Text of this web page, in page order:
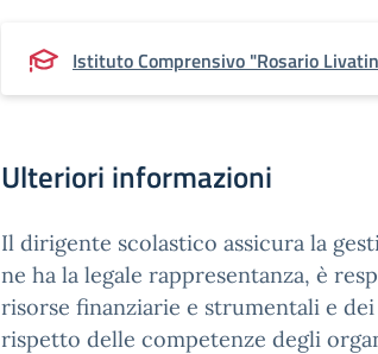
Istituto Comprensivo "Rosario
Ulteriori informazioni
Il dirigente scolastico assicura la
ne ha la legale rappresentanza, è
risorse finanziarie e strumentali e
rispetto delle competenze degli